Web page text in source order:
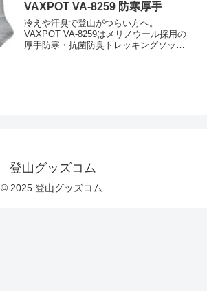
VAXPOT VA-8259 防寒厚手
冷えや汗臭で登山がつらい方へ。
VAXPOT VA-8259はメリノウール採用の
厚手防寒・抗菌防臭トレッキングソック
登山グッズコム
© 2025 登山グッズコム.